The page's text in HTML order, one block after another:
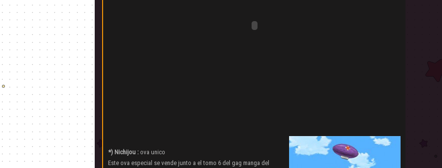
*) Nichijou : ova unico
Este ova especial se vende junto a el tomo 6 del gag manga del